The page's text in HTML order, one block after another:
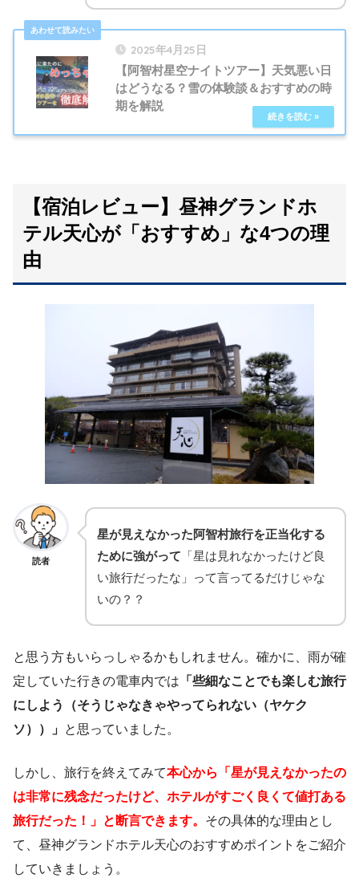
2025年4月25日
【阿智村星空ナイトツアー】天気悪い日
はどうなる？雪の体験談＆おすすめの時
期を解説
【宿泊レビュー】昼神グランドホ
テル天心が「おすすめ」な4つの理
由
読者
星が見えなかった阿智村旅行を正当化する
ために強がって 「星は見れなかったけど良
い旅行だったな」って言ってるだけじゃな
いの？？
と思う方もいらっしゃるかもしれません。確かに、雨が確
定していた行きの電車内では 「些細なことでも楽しむ旅行
にしよう（そうじゃなきゃやってられない（ヤケク
ソ））」 と思っていました。
しかし、旅行を終えてみて本心から「星が見えなかったの
は非常に残念だったけど、ホテルがすごく良くて値打ある
旅行だった！」と断言できます。 その具体的な理由とし
て、昼神グランドホテル天心のおすすめポイントをご紹介
していきましょう。